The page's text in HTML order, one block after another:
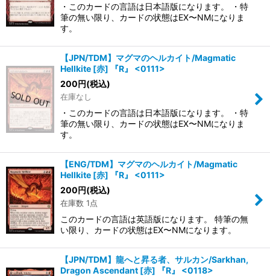
・このカードの言語は日本語版になります。 ・特
筆の無い限り、カードの状態はEX〜NMになりま
す。
【JPN/TDM】マグマのヘルカイト/Magmatic
Hellkite [赤] 『R』 <0111>
200円(税込)
在庫なし
・このカードの言語は日本語版になります。 ・特
筆の無い限り、カードの状態はEX〜NMになりま
す。
【ENG/TDM】マグマのヘルカイト/Magmatic
Hellkite [赤] 『R』 <0111>
200円(税込)
在庫数 1点
このカードの言語は英語版になります。 特筆の無
い限り、カードの状態はEX〜NMになります。
【JPN/TDM】龍へと昇る者、サルカン/Sarkhan,
Dragon Ascendant [赤] 『R』 <0118>